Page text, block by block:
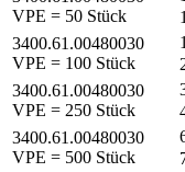
VPE = 50 Stück
3400.61.00480030
VPE = 100 Stück
3400.61.00480030
VPE = 250 Stück
3400.61.00480030
VPE = 500 Stück